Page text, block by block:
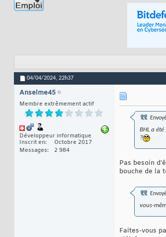
04/04/2024, 22h37
Anselme45
Membre extrêmement actif
Développeur informatique
Inscrit en
Octobre 2017
Messages
2 984
BHL a
?
Pas besoin
bouche de la
vous-
Faites-vous